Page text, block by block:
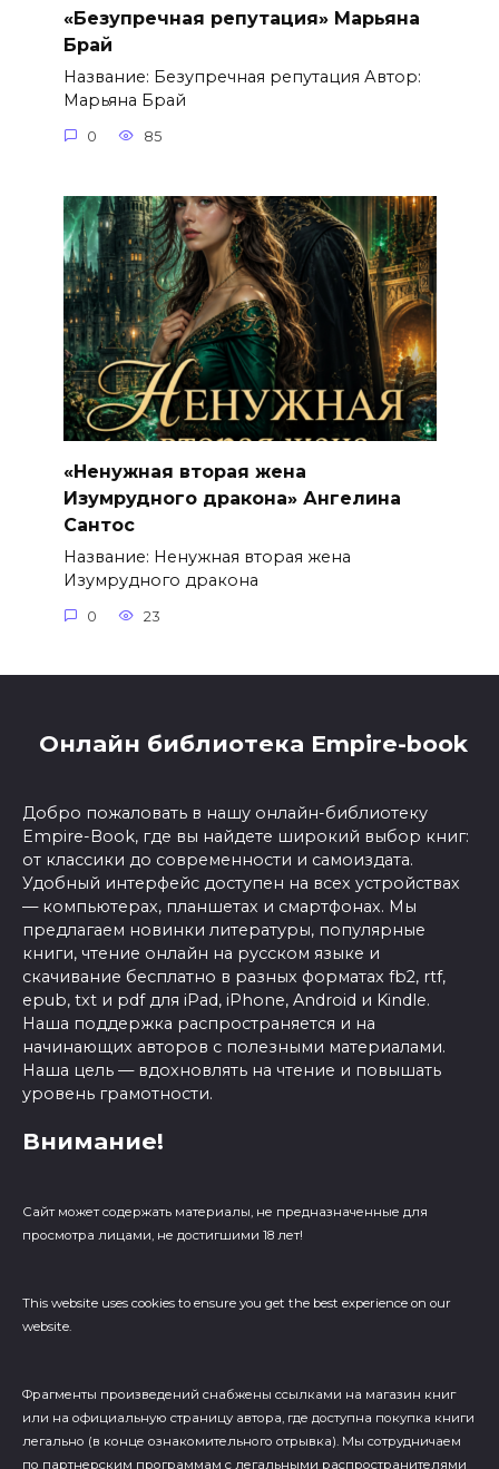
«Безупречная репутация» Марьяна
Брай
Название: Безупречная репутация Автор:
Марьяна Брай
0 85
«Ненужная вторая жена
Изумрудного дракона» Ангелина
Сантос
Название: Ненужная вторая жена
Изумрудного дракона
0 23
Онлайн библиотека Empire-book
Добро пожаловать в нашу онлайн-библиотеку
Empire-Book, где вы найдете широкий выбор книг:
от классики до современности и самоиздата.
Удобный интерфейс доступен на всех устройствах
— компьютерах, планшетах и смартфонах. Мы
предлагаем новинки литературы, популярные
книги, чтение онлайн на русском языке и
скачивание бесплатно в разных форматах fb2, rtf,
epub, txt и pdf для iPad, iPhone, Android и Kindle.
Наша поддержка распространяется и на
начинающих авторов с полезными материалами.
Наша цель — вдохновлять на чтение и повышать
уровень грамотности.
Внимание!
Сайт может содержать материалы, не предназначенные для
просмотра лицами, не достигшими 18 лет!
This website uses cookies to ensure you get the best experience on our
website.
Фрагменты произведений cнабжены ссылками на магазин книг
или на официальную страницу автора, где доступна покупка книги
легально (в конце ознакомительного отрывка). Мы сотрудничаем
по партнерским программам с легальными распространителями